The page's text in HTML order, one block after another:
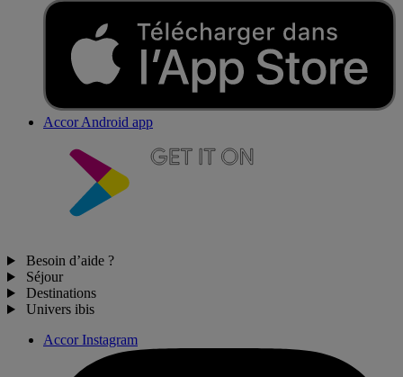
Accor Android app
Besoin d’aide ?
Séjour
Destinations
Univers ibis
Accor Instagram